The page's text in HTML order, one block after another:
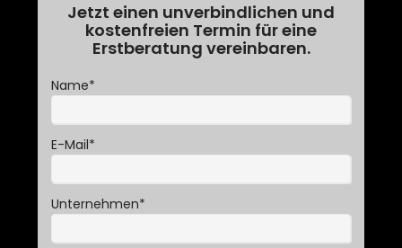
Jetzt einen unverbindlichen und
kostenfreien Termin für eine
Erstberatung vereinbaren.
Name*
E-Mail*
Unternehmen*